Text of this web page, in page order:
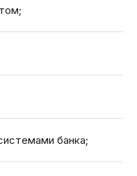
банка;